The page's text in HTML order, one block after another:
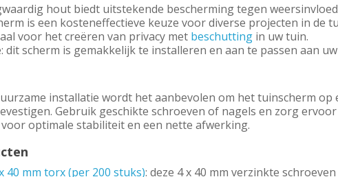
hout biedt uitstekende bescherming tegen
is een kosteneffectieve keuze voor diverse projecten in de
voor het creëren van privacy met beschutting in uw tuin.
dit scherm is gemakkelijk te installeren en aan te passen aan
installatie wordt het aanbevolen om het tuinscherm op
Gebruik geschikte schroeven of nagels en zorg
optimale stabiliteit en een nette afwerking.
40 mm torx (per 200 stuks): deze 4 x 40 mm verzinkte